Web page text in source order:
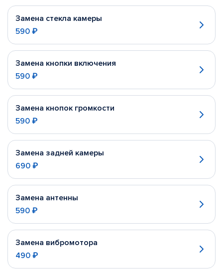
Замена стекла камеры
590 ₽
Замена кнопки включения
590 ₽
Замена кнопок громкости
590 ₽
Замена задней камеры
690 ₽
Замена антенны
590 ₽
Замена вибромотора
490 ₽